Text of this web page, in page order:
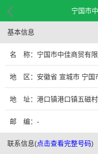
宁国市
基本信息
名 称：宁国市中佳商贸有限
地 区：安徽省 宣城市 宁国
地 址：港口镇港口镇五磁村
邮 编：-
联系信息(点击查看完整号码)